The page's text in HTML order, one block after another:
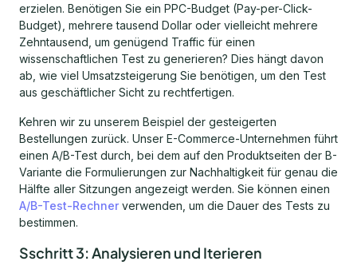
erzielen. Benötigen Sie ein PPC-Budget (Pay-per-Click-
Budget), mehrere tausend Dollar oder vielleicht mehrere
Zehntausend, um genügend Traffic für einen
wissenschaftlichen Test zu generieren? Dies hängt davon
ab, wie viel Umsatzsteigerung Sie benötigen, um den Test
aus geschäftlicher Sicht zu rechtfertigen.
Kehren wir zu unserem Beispiel der gesteigerten
Bestellungen zurück. Unser E-Commerce-Unternehmen führt
einen A/B-Test durch, bei dem auf den Produktseiten der B-
Variante die Formulierungen zur Nachhaltigkeit für genau die
Hälfte aller Sitzungen angezeigt werden. Sie können einen
A/B-Test-Rechner verwenden, um die Dauer des Tests zu
bestimmen.
Sschritt 3: Analysieren und Iterieren